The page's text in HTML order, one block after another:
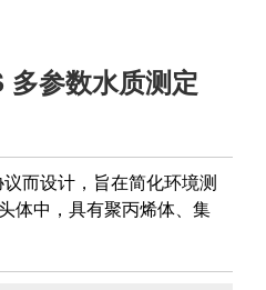
多参数水质测定
而设计，旨在简化环境测
体中，具有聚丙烯体、集